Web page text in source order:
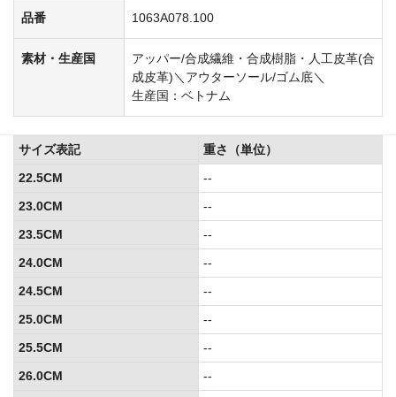
品番 1063A078.100
素材・生産国
アッパー/合成繊維・合成樹脂・人工皮革(合
成皮革)＼アウターソール/ゴム底＼
生産国：ベトナム
サイズ表記
重さ（単位）
22.5CM
--
23.0CM
--
23.5CM
--
24.0CM
--
24.5CM
--
25.0CM
--
25.5CM
--
26.0CM
--